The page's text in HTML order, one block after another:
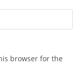
browser for the